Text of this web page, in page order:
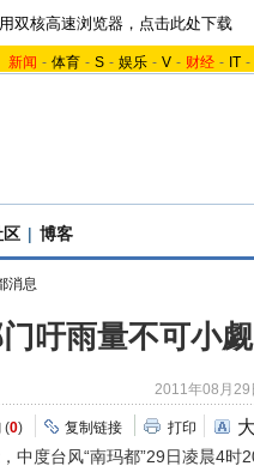
双核高速浏览器，点击此处下载
新闻 - 体育 - S - 娱乐 - V - 财经 - IT -
区 | 博客
消息
吁雨量不可小觑
2011年08月29
(0) 复制链接 打印 大
度台风“南玛都”29日凌晨4时